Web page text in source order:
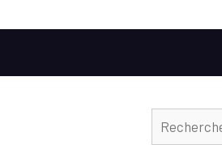
Rechercher :